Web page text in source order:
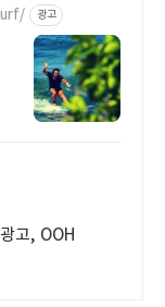
광고
고, OOH